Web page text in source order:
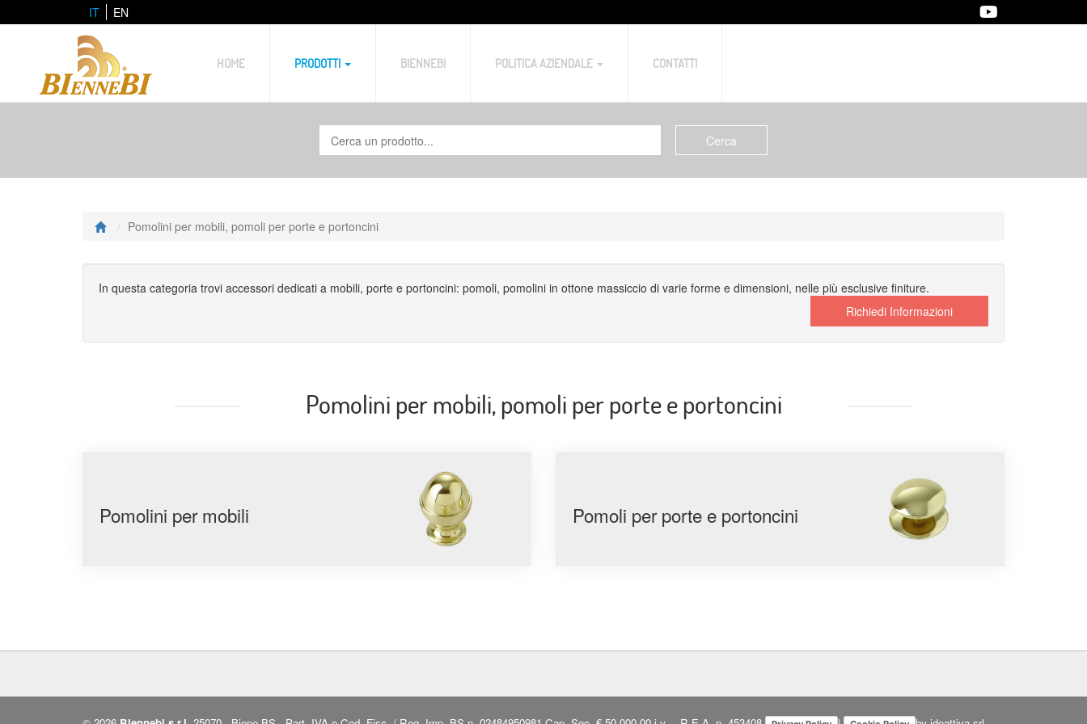
IT EN
HOME PRODOTTI BIENNEBI POLITICA AZIENDALE CONTATTI
Pomolini per mobili, pomoli per porte e portoncini
In questa categoria trovi accessori dedicati a mobili, porte e portoncini: pomoli, pomolini in ottone massiccio di varie forme e dimensioni, nelle più esclusive finiture.
Richiedi Informazioni
Pomolini per mobili, pomoli per porte e portoncini
Pomolini per mobili Pomoli per porte e portoncini